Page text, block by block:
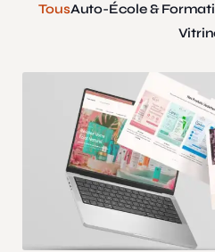
TousAuto-École &